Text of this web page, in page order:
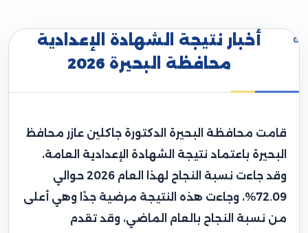
أخبار نتيجة الشهادة الإعدادية
محافظة البحيرة 2026
قامت محافظة البحيرة الدكتورة جاكلين عازر محافظ
البحيرة باعتماد نتيجة الشهادة الإعدادية العامة،
وقد جاءت نسبة النجاح لهذا العام 2026 حوالي
72.09%، وجاءت هذه النتيجة مرضية جدًا وهي أعلى
من نسبة النجاح بالعام الماضي، وقد تقدم